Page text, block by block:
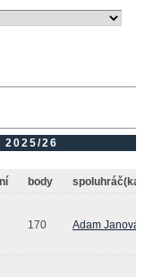
2025/26
body
spoluhráč(ka)
170 Adam Janováč